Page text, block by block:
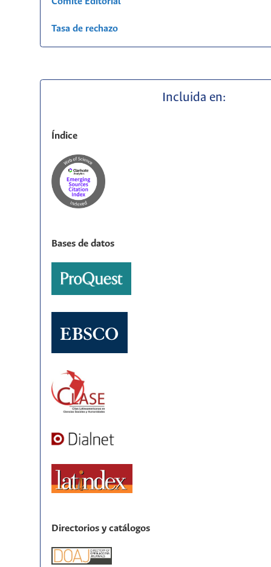
Tasa de rechazo
Incluida en:
Índice
Bases de datos
Directorios y catálogos